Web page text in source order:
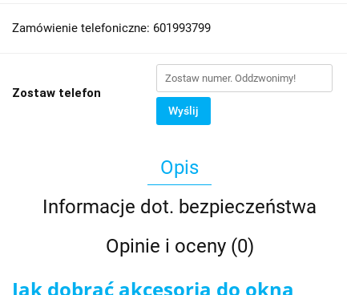
Zamówienie telefoniczne: 601993799
Zostaw telefon
Wyślij
Opis
Informacje dot. bezpieczeństwa
Opinie i oceny (0)
Jak dobrać akcesoria do okna